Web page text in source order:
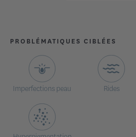
PROBLÉMATIQUES CIBLÉES
Imperfections peau Rides